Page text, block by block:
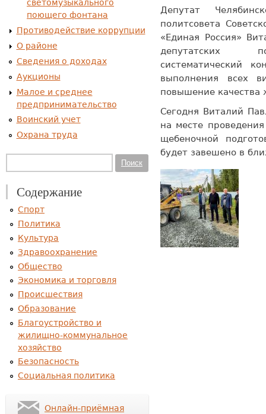
Депутат
политсовета
«Единая Россия»
депутатских
систематический
выполнения всех
повышение качества
Сегодня Виталий
на месте
щебеночной
будет завешено в
светомузыкального
поющего фонтана
Противодействие коррупции
О районе
Сведения о доходах
Аукционы
Малое и среднее
предпринимательство
Воинский учет
Охрана труда
Поиск
Содержание
Спорт
Политика
Культура
Здравоохранение
Общество
Экономика и торговля
Происшествия
Образование
Благоустройство и
жилищно-коммунальное
хозяйство
Безопасность
Социальная политика
Онлайн-приёмная